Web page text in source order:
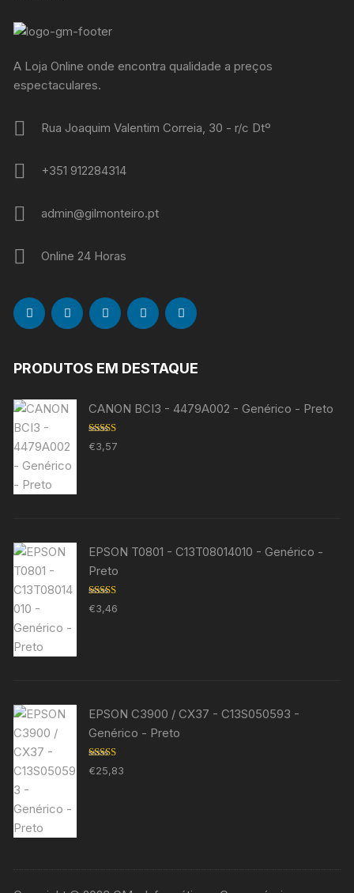
A Loja Online onde encontra qualidade a preços
espectaculares.
Rua Joaquim Valentim Correia, 30 - r/c Dtº
+351 912284314
admin@gilmonteiro.pt
Online 24 Horas
PRODUTOS EM DESTAQUE
CANON BCI3 - 4479A002 - Genérico - Preto
Avaliação
5.00de 5
€3,57
EPSON T0801 - C13T08014010 - Genérico -
Preto
Avaliação
5.00 de 5
€3,46
EPSON C3900 / CX37 - C13S050593 -
Genérico - Preto
Avaliação
5.00de 5
€25,83